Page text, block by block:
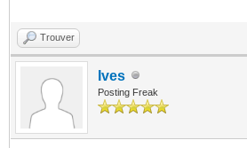
Trouver
Ives
Posting Freak